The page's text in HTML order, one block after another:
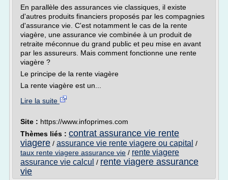
En parallèle des assurances vie classiques, il existe
d'autres produits financiers proposés par les compagnies
d'assurance vie. C'est notamment le cas de la rente
viagère, une assurance vie combinée à un produit de
retraite méconnue du grand public et peu mise en avant
par les assureurs. Mais comment fonctionne une rente
viagère ?
Le principe de la rente viagère
La rente viagère est un...
Lire la suite
Site : https://www.infoprimes.com
Thèmes liés : contrat assurance vie rente
viagere / assurance vie rente viagere ou capital /
taux rente viagere assurance vie / rente viagere
assurance vie calcul / rente viagere assurance
vie